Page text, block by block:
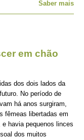
Saber mais
em chão
dos dois lados da
No período de
há anos surgiram,
fêmeas libertadas em
havia pequenos linces
dos muitos